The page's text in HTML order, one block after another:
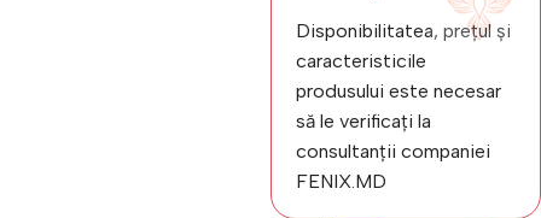
Disponibilitatea, prețul și
caracteristicile
produsului este necesar
să le verificați la
consultanții companiei
FENIX.MD